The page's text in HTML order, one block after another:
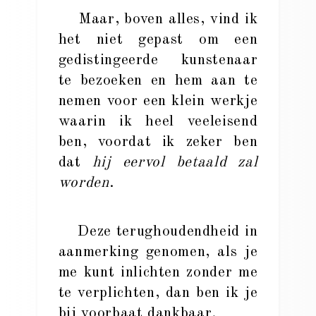
Maar, boven alles, vind ik
het niet gepast om een
gedistingeerde kunstenaar
te bezoeken en hem aan te
nemen voor een klein werkje
waarin ik heel veeleisend
ben, voordat ik zeker ben
dat hij eervol betaald zal
worden.
Deze terughoudendheid in
aanmerking genomen, als je
me kunt inlichten zonder me
te verplichten, dan ben ik je